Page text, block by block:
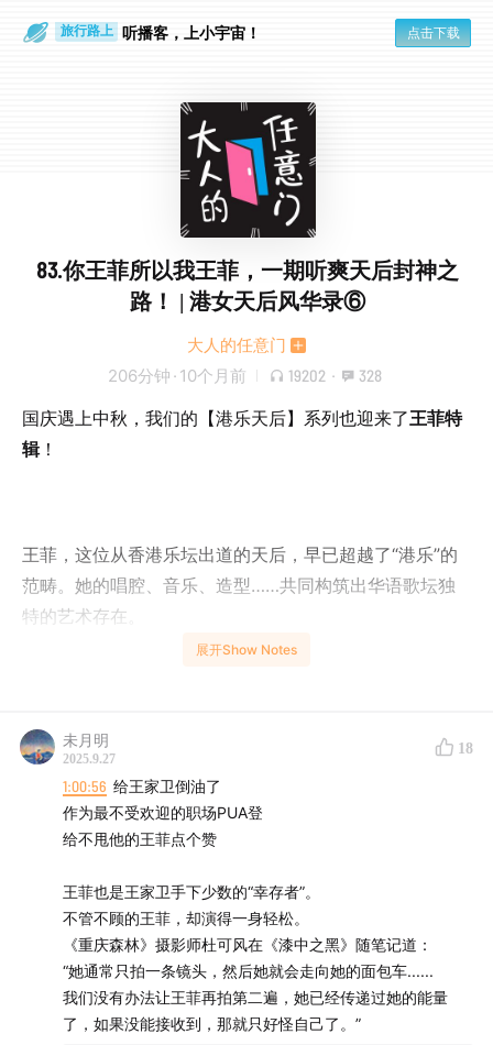
旅行路上 听播客，上小宇宙！ 点击下载
83.你王菲所以我王菲，一期听爽天后封神之
路！ | 港女天后风华录⑥
大人的任意门
206分钟 · 10个月前 19202 · 328
国庆遇上中秋，我们的【港乐天后】系列也迎来了王菲特
辑！
王菲，这位从香港乐坛出道的天后，早已超越了“港乐”的
范畴。她的唱腔、音乐、造型……共同构筑出华语歌坛独
特的艺术存在。
展开Show Notes
未月明
2025.9.27
18
1:00:56 给王家卫倒油了
作为最不受欢迎的职场PUA登
给不甩他的王菲点个赞
王菲也是王家卫手下少数的“幸存者”。
不管不顾的王菲，却演得一身轻松。
《重庆森林》摄影师杜可风在《漆中之黑》随笔记道：
“她通常只拍一条镜头，然后她就会走向她的面包车......
我们没有办法让王菲再拍第二遍，她已经传递过她的能量
了，如果没能接收到，那就只好怪自己了。”